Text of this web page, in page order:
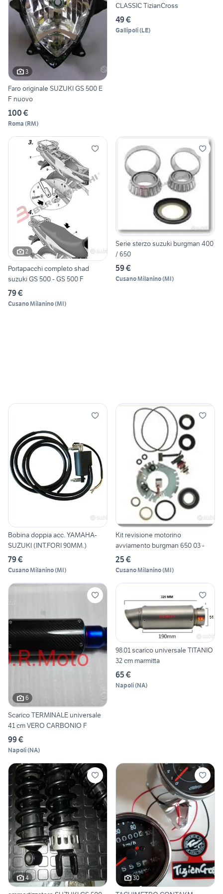
3
Faro originale SUZUKI GS 500 E
F nuovo
100 €
Roma (RM)
CLASSIC TizianCross
49 €
Gallipoli(LE)
2
Portapacchi completo shad
suzuki GS 500 - GS 500 F
79 €
Cusano Milanino(MI)
Serie sterzo suzuki burgman 400
/ 650
59 €
Cusano Milanino(MI)
Bobina doppia acc. YAMAHA-
SUZUKI (INT.FORI 90MM.)
79 €
Cusano Milanino(MI)
Kit revisione motorino
avviamento burgman 650 03 -
25 €
Cusano Milanino(MI)
6
Scarico TERMINALE universale
41 cm VERO CARBONIO F
99 €
Napoli(NA)
98.01 scarico universale TITANIO
32 cm marmitta
65 €
Napoli(NA)
4 30